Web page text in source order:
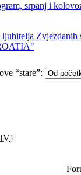
srpanj i
Zvjezdanih
“stare”:
]